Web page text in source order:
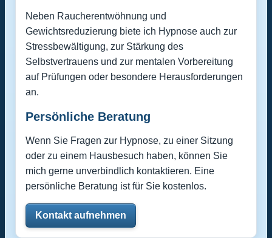
Neben Raucherentwöhnung und
Gewichtsreduzierung biete ich Hypnose auch zur
Stressbewältigung, zur Stärkung des
Selbstvertrauens und zur mentalen Vorbereitung
auf Prüfungen oder besondere Herausforderungen
an.
Persönliche Beratung
Wenn Sie Fragen zur Hypnose, zu einer Sitzung
oder zu einem Hausbesuch haben, können Sie
mich gerne unverbindlich kontaktieren. Eine
persönliche Beratung ist für Sie kostenlos.
Kontakt aufnehmen